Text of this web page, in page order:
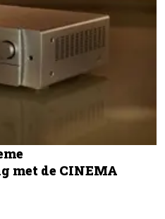
met de CINEMA